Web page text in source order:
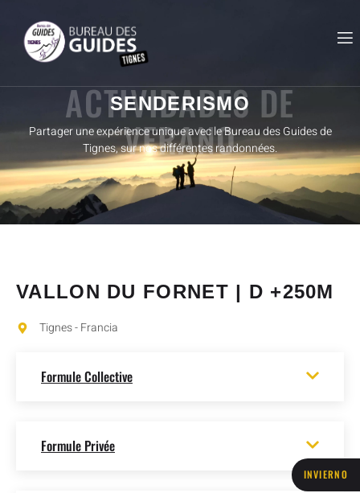
INVIERNO
SENDERISMO
Partager une expérience unique avec le Bureau des Guides de
Tignes, sur nos différentes randonnées.
ACTIVIDADES DE
VERANO
VALLON DU FORNET | D +250M
Tignes - Francia
Formule Collective
Formule Privée